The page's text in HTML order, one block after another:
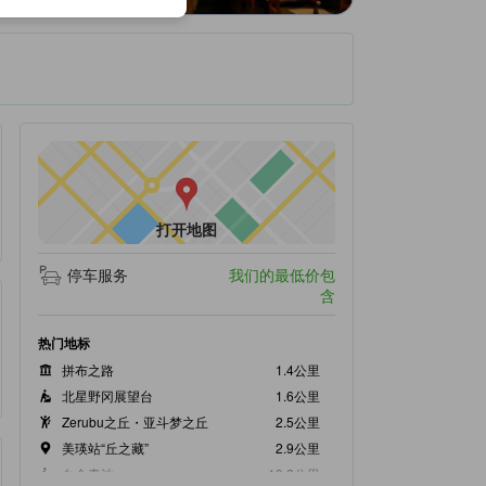
打开地图
停车服务
我们的最低价包
含
热门地标
拼布之路
1.4公里
北星野冈展望台
1.6公里
Zerubu之丘・亚斗梦之丘
2.5公里
美瑛站“丘之藏”
2.9公里
白金青池
19.2公里